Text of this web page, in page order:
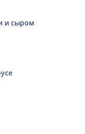
и сыром